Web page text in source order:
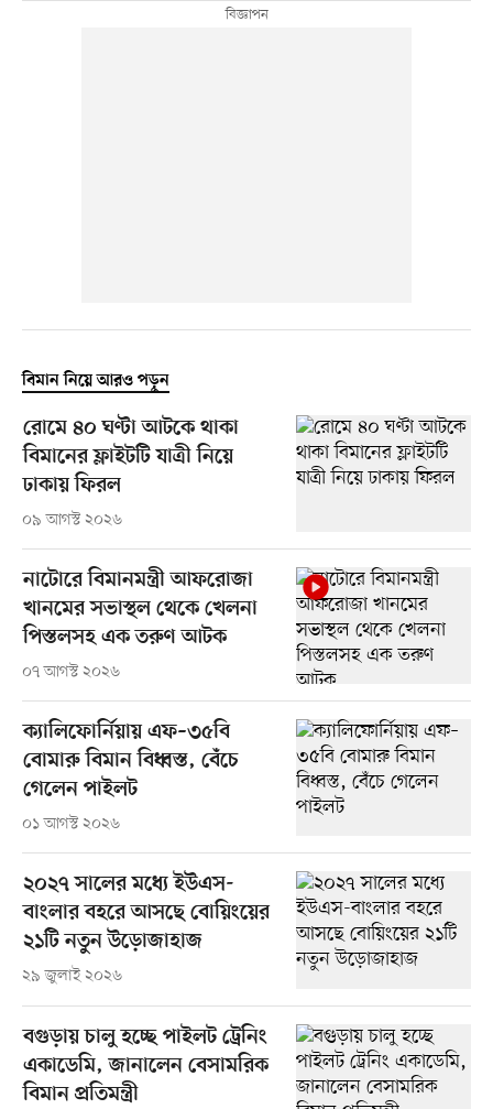
বিমান নিয়ে আরও পড়ুন
রোমে ৪০ ঘণ্টা আটকে থাকা
বিমানের ফ্লাইটটি যাত্রী নিয়ে
ঢাকায় ফিরল
০৯ আগস্ট ২০২৬
নাটোরে বিমানমন্ত্রী আফরোজা
খানমের সভাস্থল থেকে খেলনা
পিস্তলসহ এক তরুণ আটক
০৭ আগস্ট ২০২৬
ক্যালিফোর্নিয়ায় এফ–৩৫বি
বোমারু বিমান বিধ্বস্ত, বেঁচে
গেলেন পাইলট
০১ আগস্ট ২০২৬
২০২৭ সালের মধ্যে ইউএস-
বাংলার বহরে আসছে বোয়িংয়ের
২১টি নতুন উড়োজাহাজ
২৯ জুলাই ২০২৬
বগুড়ায় চালু হচ্ছে পাইলট ট্রেনিং
একাডেমি, জানালেন বেসামরিক
বিমান প্রতিমন্ত্রী